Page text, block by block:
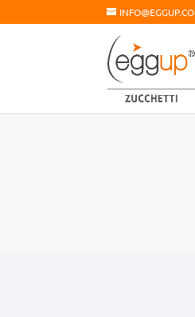
INFO@EGGUP.CO